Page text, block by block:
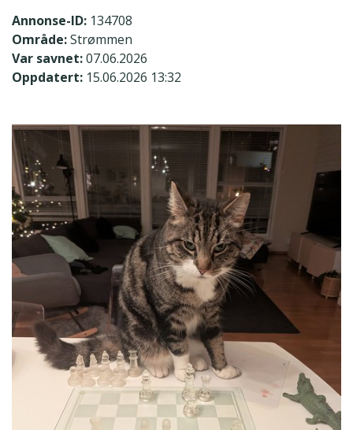
Annonse-ID: 134708
Område:Strømmen
Var savnet:07.06.2026
Oppdatert: 15.06.2026 13:32